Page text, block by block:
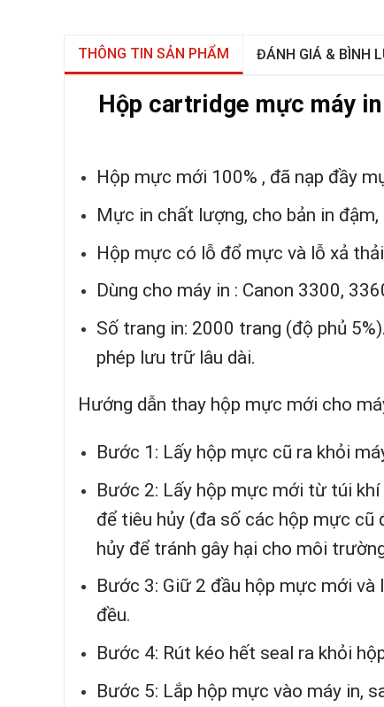
THÔNG TIN SẢN PHẨM ĐÁNH GIÁ & BÌNH
Hộp cartridge mực máy
Hộp mực mới 100% , đã nạp đầy
Mực in chất lượng, cho bản in
Hộp mực có lỗ đổ mực và lỗ xả
Dùng cho máy in : Canon 3300,
Số trang in: 2000 trang (độ phủ
phép lưu trữ lâu dài.
Hướng dẫn thay hộp mực mới cho
Bước 1: Lấy hộp mực cũ ra khỏi
Bước 2: Lấy hộp mực mới từ túi
để tiêu hủy (đa số các hộp mực cũ
hủy để tránh gây hại cho môi
Bước 3: Giữ 2 đầu hộp mực mới
đều.
Bước 4: Rút kéo hết seal ra khỏi
Bước 5: Lắp hộp mực vào máy in,